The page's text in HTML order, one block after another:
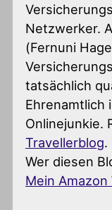
Netzwerker.
(Fernuni
tatsächlich
Ehrenamtlich
Onlinejunkie.
Travellerblog.
Wer diesen
Mein